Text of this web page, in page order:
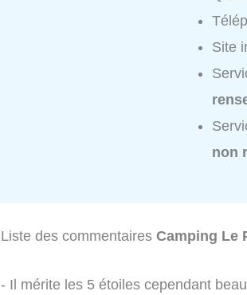
Site
non
Liste des commentaires Camping Le
- Il mérite les 5 étoiles cependant